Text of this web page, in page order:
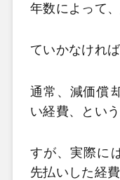
年数によって
ていかなけれ
通常、減価償
い経費、とい
すが、実際に
先払いした経